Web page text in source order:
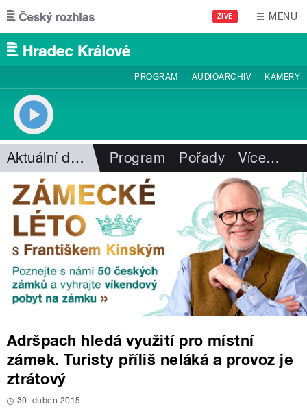
Přejít k hlavnímu obsahu
ŽIVĚ MENU
PROGRAM AUDIOARCHIV KAMERY
Aktuální dění Program Pořady Více…
Adršpach hledá využití pro místní
zámek. Turisty příliš neláká a provoz je
ztrátový
30. duben 2015